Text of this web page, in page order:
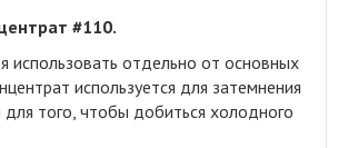
#110.
использовать отдельно от основных
используется для затемнения
того, чтобы добиться холодного